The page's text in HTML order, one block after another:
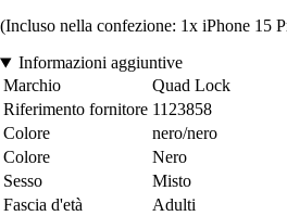
(Incluso nella confezione: 1x iPhone 15
Informazioni aggiuntive
Marchio
Quad Lock
Riferimento fornitore 1123858
Colore
nero/nero
Colore
Nero
Sesso
Misto
Fascia d'età
Adulti